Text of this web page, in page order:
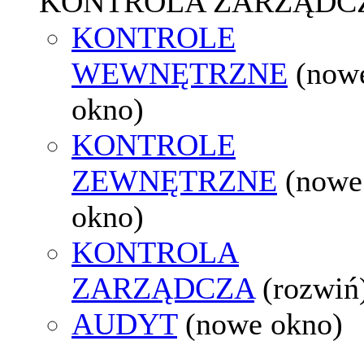
KONTROLE
WEWNĘTRZNE
okno)
KONTROLE
ZEWNĘTRZNE (nowe
okno)
KONTROLA
ZARZĄDCZA
AUDYT (nowe okno)